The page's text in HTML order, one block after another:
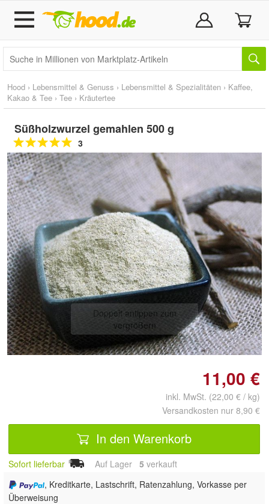
Hood › Lebensmittel & Genuss › Lebensmittel & Spezialitäten › Kaffee,
Kakao & Tee › Tee › Kräutertee
Süßholzwurzel gemahlen 500 g
3
Doppelt antippen zum
vergrößern
11,00 €
inkl. MwSt. (22,00 € / kg)
Versandkosten nur 8,90 €
In den Warenkorb
Sofort lieferbar Auf Lager 5 verkauft
, Kreditkarte, Lastschrift, Ratenzahlung, Vorkasse per
Überweisung